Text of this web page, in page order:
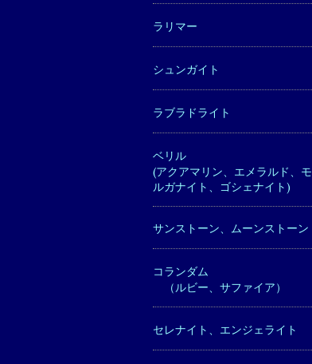
ラリマー
シュンガイト
ラブラドライト
ベリル
(アクアマリン、エメラルド、モ
ルガナイト、ゴシェナイト)
サンストーン、ムーンストーン
コランダム
（ルビー、サファイア）
セレナイト、エンジェライト